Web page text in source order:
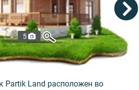
5
Partik Land расположен во